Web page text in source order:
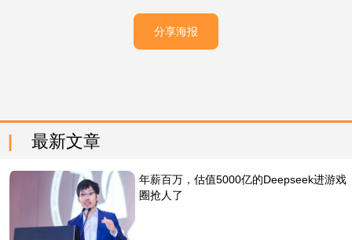
分享海报
最新文章
年薪百万，估值5000亿的Deepseek进游戏
圈抢人了